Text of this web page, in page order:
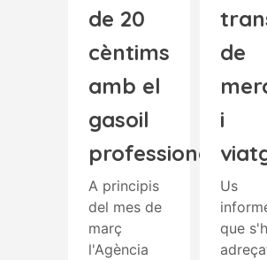
de 20
cèntims
amb el
gasoil
professional
A principis
del mes de
març
l'Agència
de
i
Us
que